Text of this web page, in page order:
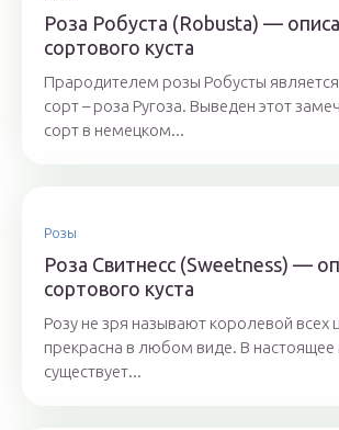
Роза Робуста (Robusta) —
сортового куста
Прародителем розы Робусты
сорт – роза Ругоза. Выведен этот
сорт в немецком...
Розы
Роза Свитнесс (Sweetness) —
сортового куста
Розу не зря называют королевой всех
прекрасна в любом виде. В
существует...